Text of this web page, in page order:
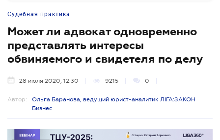
Судебная практика
Может ли адвокат одновременно
представлять интересы
обвиняемого и свидетеля по делу
28 июля 2020, 12:30 9215 0
Автор:
Ольга Баранова, ведущий юрист-аналитик ЛІГА:ЗАКОН
Бизнес